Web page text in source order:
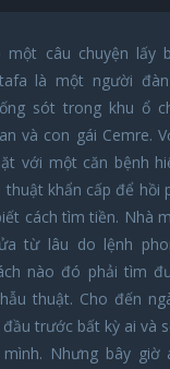
một câu chuyện lấy
là một người
sót trong khu ổ
và con gái Cemre.
với một căn bệnh
thuật khẩn cấp để hồi
cách tìm tiền. Nhà
từ lâu do lệnh
nào đó phải tìm
thuật. Cho đến
trước bất kỳ ai và
Nhưng bây giờ